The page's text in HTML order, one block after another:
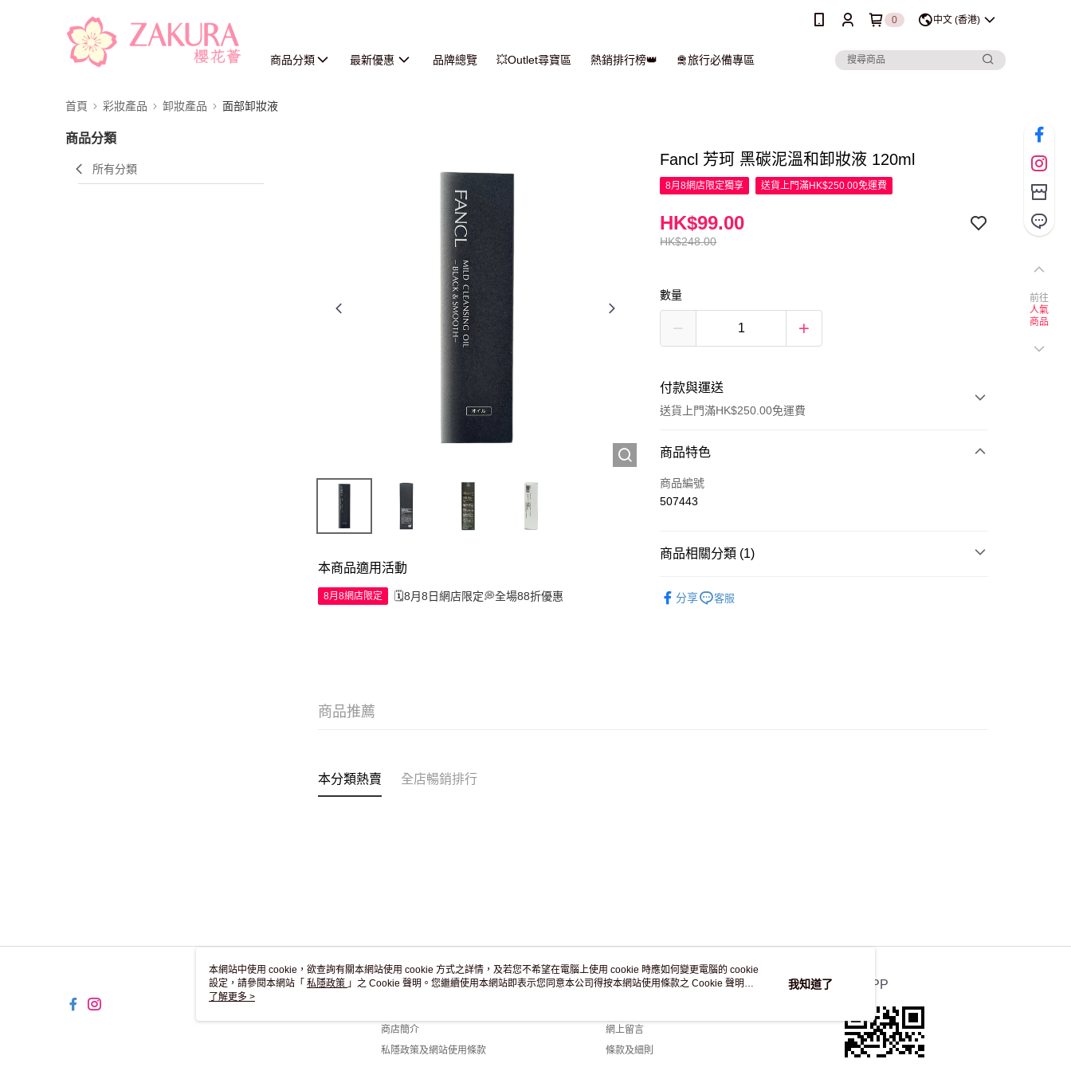
0 中文 (香港)
商品分類 最新優惠 品牌總覽 💥Outlet尋寶區 熱銷排行榜👑 🛅旅行必備專區
首頁 彩妝產品 卸妝產品 面部卸妝液
商品分類
所有分類
本商品適用活動
8月8網店限定 🗓️8月8日網店限定💭全場88折優惠
Fancl 芳珂 黑碳泥溫和卸妝液 120ml
8月8網店限定獨享 送貨上門滿HK$250.00免運費
HK$248.00
HK$99.00
數量
付款與運送
送貨上門滿HK$250.00免運費
付款方式
信用卡
商品特色
商品編號
507443
商品相關分類 (1)
分享
客服
商品推薦
本分類熱賣 全店暢銷排行
關於我們
商店簡介
私隱政策及網站使用條款
客戶服務
網上留言
條款及細則
官方APP
前往
人氣
商品
本網站中使用 cookie，欲查詢有關本網站使用 cookie 方式之詳情，及若您不希望在電腦上使用 cookie 時應如何變更電腦的 cookie
設定，請參閱本網站「 私隱政策 」之 Cookie 聲明。您繼續使用本網站即表示您同意本公司得按本網站使用條款之 Cookie 聲明使
用 cookie。
了解更多 >
我知道了